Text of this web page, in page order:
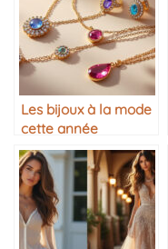
Les bijoux à la mode
cette année